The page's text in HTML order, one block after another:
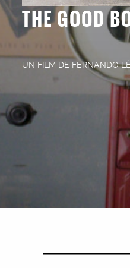
THE GOOD
UN FILM DE FERNANDO